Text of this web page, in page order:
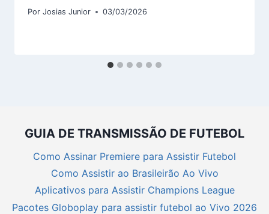
Por Josias Junior 03/03/2026
GUIA DE TRANSMISSÃO DE FUTEBOL
Como Assinar Premiere para Assistir Futebol
Como Assistir ao Brasileirão Ao Vivo
Aplicativos para Assistir Champions League
Pacotes Globoplay para assistir futebol ao Vivo 2026